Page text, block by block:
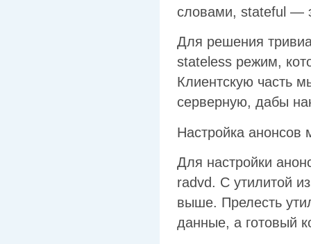
словами, stateful —
Для решения
stateless режим,
Клиентскую часть
серверную, дабы
Настройка анонсов
Для настройки
radvd. С утилитой
выше. Прелесть
данные, а готовый